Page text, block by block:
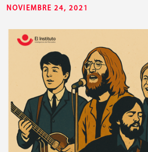
NOVIEMBRE 24, 2021